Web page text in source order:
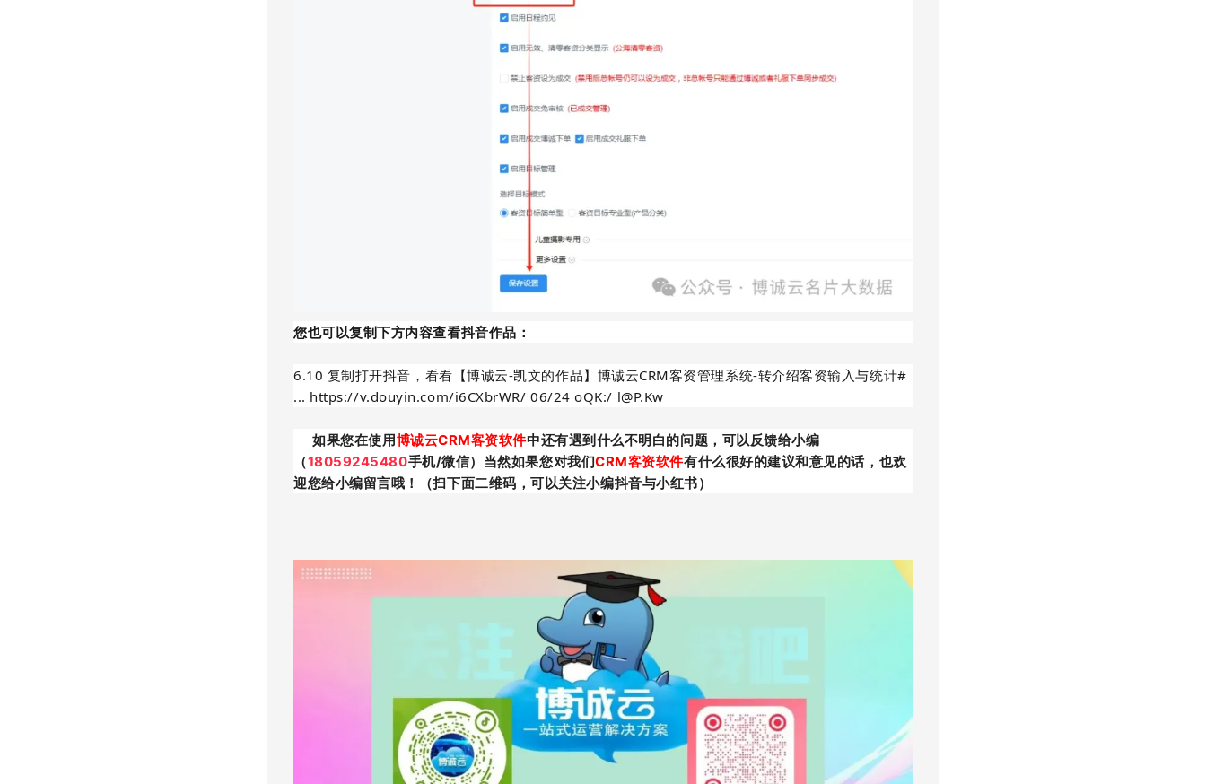
您也可以复制下方内容查看抖音作品：
6.10 复制打开抖音，看看【博诚云-凯文的作品】博诚云CRM客资管理系统-转介绍客资输入与统计#
... https://v.douyin.com/i6CXbrWR/ 06/24 oQK:/ l@P.Kw
如果您在使用博诚云CRM客资软件中还有遇到什么不明白的问题，可以反馈给小编
（18059245480手机/微信）当然如果您对我们CRM客资软件有什么很好的建议和意见的话，也欢
迎您给小编留言哦！（扫下面二维码，可以关注小编抖音与小红书）